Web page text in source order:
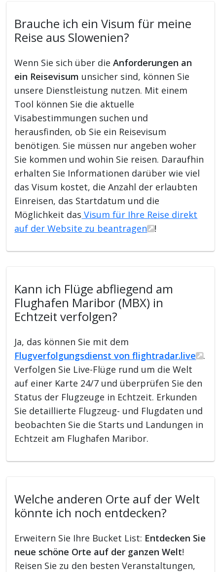
Brauche ich ein Visum für meine
Reise aus Slowenien?
Wenn Sie sich über dieAnforderungen an
ein Reisevisum unsicher sind, können Sie
unsere Dienstleistung nutzen. Mit einem
Tool können Sie die aktuelle
Visabestimmungen suchen und
herausfinden, ob Sie ein Reisevisum
benötigen. Sie müssen nur angeben woher
Sie kommen und wohin Sie reisen. Daraufhin
erhalten Sie Informationen darüber wie viel
das Visum kostet, die Anzahl der erlaubten
Einreisen, das Startdatum und die
Möglichkeit das Visum für Ihre Reise direkt
auf der Website zu beantragen
!
Kann ich Flüge abfliegend am
Flughafen Maribor (MBX) in
Echtzeit verfolgen?
Ja, das können Sie mit dem
Flugverfolgungsdienst von flightradar.live
.
Verfolgen Sie Live-Flüge rund um die Welt
auf einer Karte 24/7 und überprüfen Sie den
Status der Flugzeuge in Echtzeit. Erkunden
Sie detaillierte Flugzeug- und Flugdaten und
beobachten Sie die Starts und Landungen in
Echtzeit am Flughafen Maribor.
Welche anderen Orte auf der Welt
könnte ich noch entdecken?
Erweitern Sie Ihre Bucket List: Entdecken Sie
neue schöne Orte auf der ganzen Welt!
Reisen Sie zu den besten Veranstaltungen,